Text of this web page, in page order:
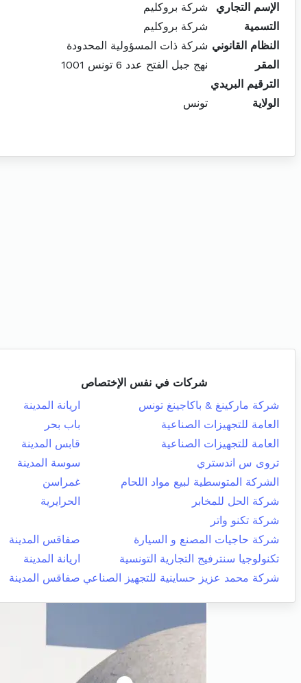
الإسم التجاري
شركة بروكليم
التسمية
شركة بروكليم
النظام القانوني شركة ذات المسؤولية المحدودة
المقر
نهج جبل الفتح عدد 6 تونس 1001
الترقيم البريدي
الولاية
تونس
شركات في نفس الإختصاص
شركة ماركينغ & باكاجينغ تونس
اريانة المدينة
العامة للتجهيزات الصناعية
باب بحر
العامة للتجهيزات الصناعية
قابس المدينة
تروى س اندستري
سوسة المدينة
الشركة المتوسطية لبيع مواد اللحام
غمراسن
شركة الحل للمخابر
الحرايرية
شركة تكنو واتر
شركة حاجيات المصنع و السيارة
صفاقس المدينة
تكنولوجيا سنترفيج التجارية التونسية
اريانة المدينة
شركة محمد عزيز حساينية للتجهيز الصناعي صفاقس المدينة